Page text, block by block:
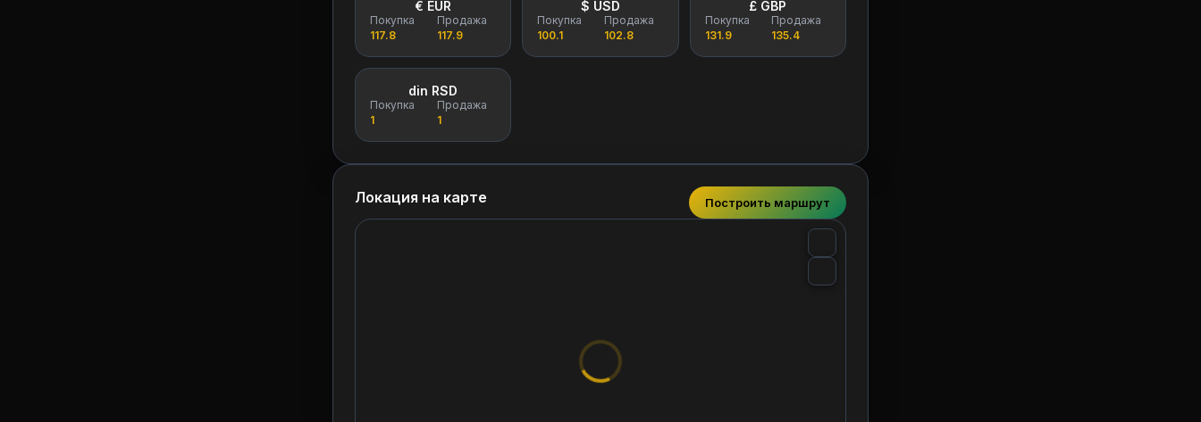
€ EUR
Покупка
117.8
Продажа
117.9
$ USD
Покупка
100.1
Продажа
102.8
£ GBP
Покупка
131.9
Продажа
135.4
din RSD
Покупка
1
Продажа
1
Локация на карте Построить маршрут